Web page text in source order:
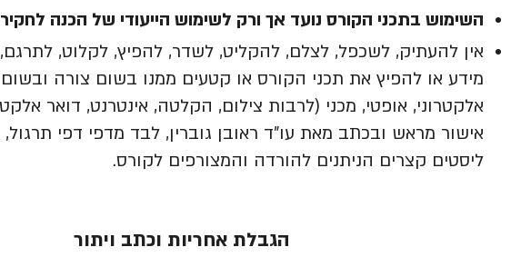
השימוש בתכני הקורס נועד אך ורק לשימוש הייעודי של הכנה
אין להעתיק, לשכפל, לצלם, להקליט, לשדר, להפיץ, לקלוט,
מידע או להפיץ את תכני הקורס או קטעים ממנו בשום צורה
אלקטרוני, אופטי, מכני (לרבות צילום, הקלטה, אינטרנט, דואר
אישור מראש ובכתב מאת עו"ד ראובן גוברין, לבד מדפי דפי
ליסטים קצרים הניתנים להורדה והמצורפים לקורס.
הגבלת אחריות וכתב ויתור